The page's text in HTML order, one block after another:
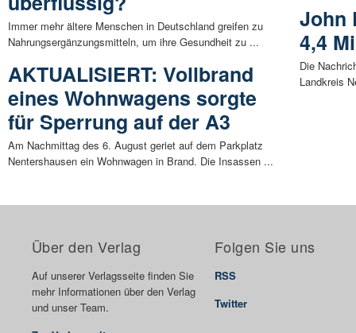
Immer mehr ältere Menschen in Deutschland greifen zu
Nahrungsergänzungsmitteln, um ihre Gesundheit zu ...
AKTUALISIERT: Vollbrand
eines Wohnwagens sorgte
für Sperrung auf der A3
Am Nachmittag des 6. August geriet auf dem Parkplatz
Nentershausen ein Wohnwagen in Brand. Die Insassen ...
John
4,4
Die
Landkreis
Über den Verlag
Auf unserer Verlagsseite finden Sie
mehr Informationen über den Verlag
und unser Team.
Folgen Sie uns
RSS
Twitter